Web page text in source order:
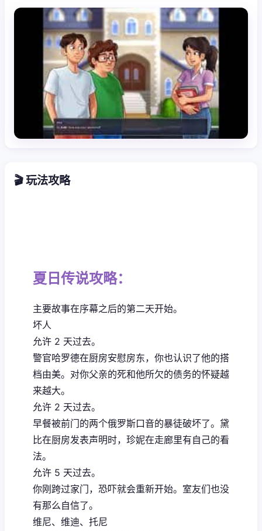
🎬 玩法攻略
夏日传说攻略：
主要故事在序幕之后的第二天开始。
坏人
允许 2 天过去。
警官哈罗德在厨房安慰房东，你也认识了他的搭
档由美。对你父亲的死和他所欠的债务的怀疑越
来越大。
允许 2 天过去。
早餐被前门的两个俄罗斯口音的暴徒破坏了。黛
比在厨房发表声明时，珍妮在走廊里有自己的看
法。
允许 5 天过去。
你刚跨过家门，恐吓就会重新开始。室友们也没
有那么自信了。
维尼、维迪、托尼